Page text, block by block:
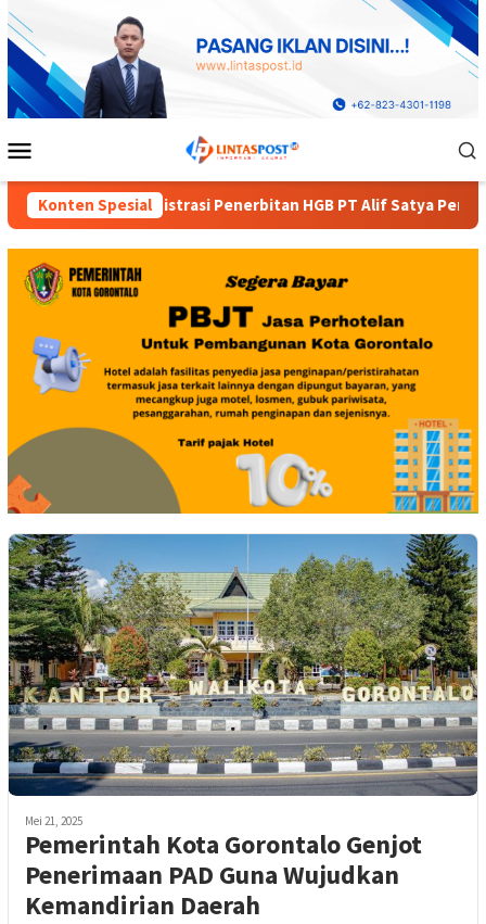
Loncat
ke
konten
Mobile
Konten Spesial
Penerbitan HGB PT Alif Satya Perkasa di Kota Gorontalo
Mei 21, 2025
Pemerintah Kota Gorontalo Genjot
Penerimaan PAD Guna Wujudkan
Kemandirian Daerah